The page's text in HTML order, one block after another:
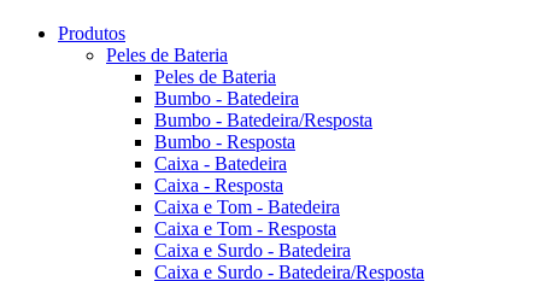
Produtos
Peles de Bateria
Peles de Bateria
Bumbo - Batedeira
Bumbo - Batedeira/Resposta
Bumbo - Resposta
Caixa - Batedeira
Caixa - Resposta
Caixa e Tom - Batedeira
Caixa e Tom - Resposta
Caixa e Surdo - Batedeira
Caixa e Surdo - Batedeira/Resposta